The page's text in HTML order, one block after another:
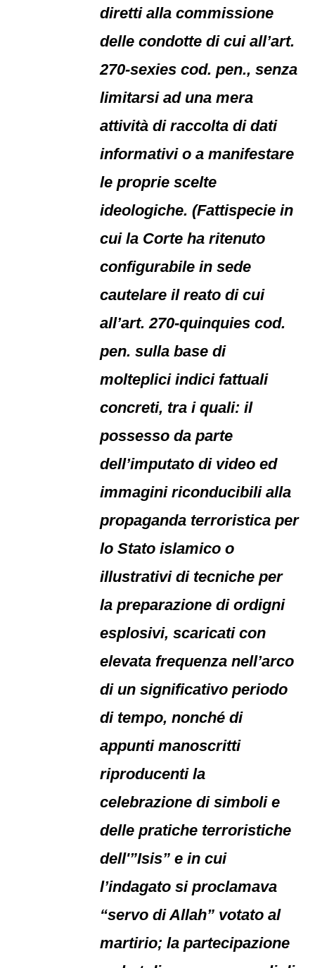
diretti alla commissione
delle condotte di cui all’art.
270-sexies cod. pen., senza
limitarsi ad una mera
attività di raccolta di dati
informativi o a manifestare
le proprie scelte
ideologiche. (Fattispecie in
cui la Corte ha ritenuto
configurabile in sede
cautelare il reato di cui
all’art. 270-quinquies cod.
pen. sulla base di
molteplici indici fattuali
concreti, tra i quali: il
possesso da parte
dell’imputato di video ed
immagini riconducibili alla
propaganda terroristica per
lo Stato islamico o
illustrativi di tecniche per
la preparazione di ordigni
esplosivi, scaricati con
elevata frequenza nell’arco
di un significativo periodo
di tempo, nonché di
appunti manoscritti
riproducenti la
celebrazione di simboli e
delle pratiche terroristiche
dell'”Isis” e in cui
l’indagato si proclamava
“servo di Allah” votato al
martirio; la partecipazione